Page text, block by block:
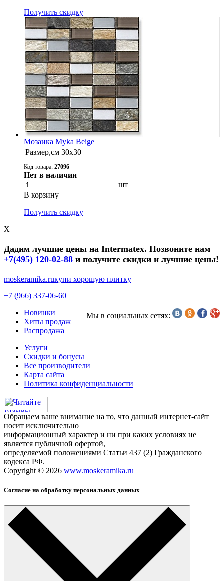
Получить скидку
Мозаика Myka Beige
Размер,см 30х30
Код товара: 27096
Нет в наличии
шт
В корзину
Получить скидку
X
Дадим лучшие цены на Intermatex. Позвоните нам
+7(495) 120-02-88 и получите скидки и лучшие цены!
moskeramika.ruкупи хорошую плитку
+7 (966) 337-06-60
Мы в социальных сетях:
Новинки
Хиты продаж
Распродажа
Услуги
Скидки и бонусы
Все производители
Карта сайта
Политика конфиденциальности
Обращаем ваше внимание на то, что данный интернет-сайт
носит исключительно
информационный характер и ни при каких условиях не
является публичной офертой,
определяемой положениями Статьи 437 (2) Гражданского
кодекса РФ.
Copyright © 2026 www.moskeramika.ru
Согласие на обработку персональных данных